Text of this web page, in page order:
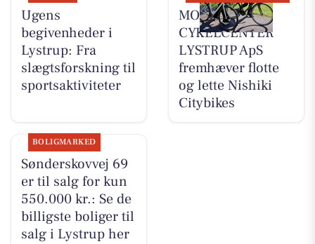
Ugens
begivenheder i
Lystrup: Fra
slægtsforskning til
sportsaktiviteter
MOSQUITO
CYKELCENTER
LYSTRUP ApS
fremhæver flotte
og lette Nishiki
Citybikes
BOLIGMARKED
Sønderskovvej 69
er til salg for kun
550.000 kr.: Se de
billigste boliger til
salg i Lystrup her